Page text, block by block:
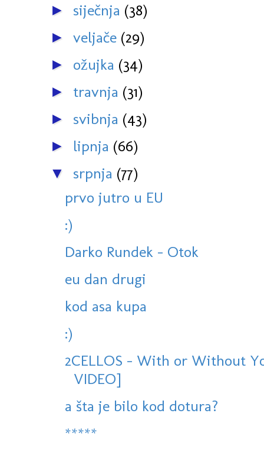
► siječnja (38)
► veljače (29)
► ožujka (34)
► travnja (31)
► svibnja (43)
► lipnja (66)
▼ srpnja (77)
prvo jutro u EU
:)
Darko Rundek - Otok
eu dan drugi
kod asa kupa
:)
2CELLOS - With or Without
VIDEO]
a šta je bilo kod dotura?
*****